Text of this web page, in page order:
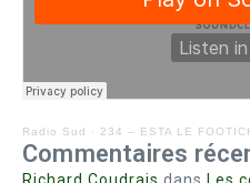
Radio Sud · 234 – ESTA LE
Commentaires